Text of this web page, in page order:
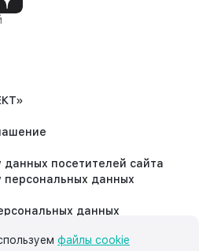
(МСК)
данных посетителей сайта
персональных данных
данных
данных третьим
файлы cookie